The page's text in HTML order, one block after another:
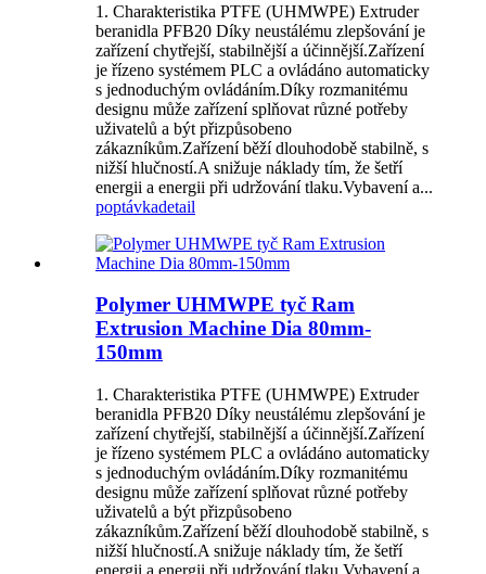
1. Charakteristika PTFE (UHMWPE) Extruder
beranidla PFB20 Díky neustálému zlepšování je
zařízení chytřejší, stabilnější a účinnější.Zařízení
je řízeno systémem PLC a ovládáno automaticky
s jednoduchým ovládáním.Díky rozmanitému
designu může zařízení splňovat různé potřeby
uživatelů a být přizpůsobeno
zákazníkům.Zařízení běží dlouhodobě stabilně, s
nižší hlučností.A snižuje náklady tím, že šetří
energii a energii při udržování tlaku.Vybavení a...
poptávkadetail
Polymer UHMWPE tyč Ram
Extrusion Machine Dia 80mm-
150mm
1. Charakteristika PTFE (UHMWPE) Extruder
beranidla PFB20 Díky neustálému zlepšování je
zařízení chytřejší, stabilnější a účinnější.Zařízení
je řízeno systémem PLC a ovládáno automaticky
s jednoduchým ovládáním.Díky rozmanitému
designu může zařízení splňovat různé potřeby
uživatelů a být přizpůsobeno
zákazníkům.Zařízení běží dlouhodobě stabilně, s
nižší hlučností.A snižuje náklady tím, že šetří
energii a energii při udržování tlaku.Vybavení a...